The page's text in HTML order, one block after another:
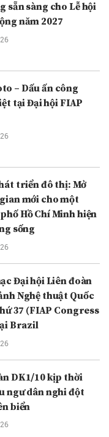
sẵn sàng cho Lễ hội
năm 2027
– Dấu ấn công
tại Đại hội FIAP
triển đô thị: Mở
mới cho một
Hồ Chí Minh hiện
sống
Đại hội Liên đoàn
Nghệ thuật Quốc
37 (FIAP Congress
Brazil
DK1/10 kịp thời
ngư dân nghi đột
biển